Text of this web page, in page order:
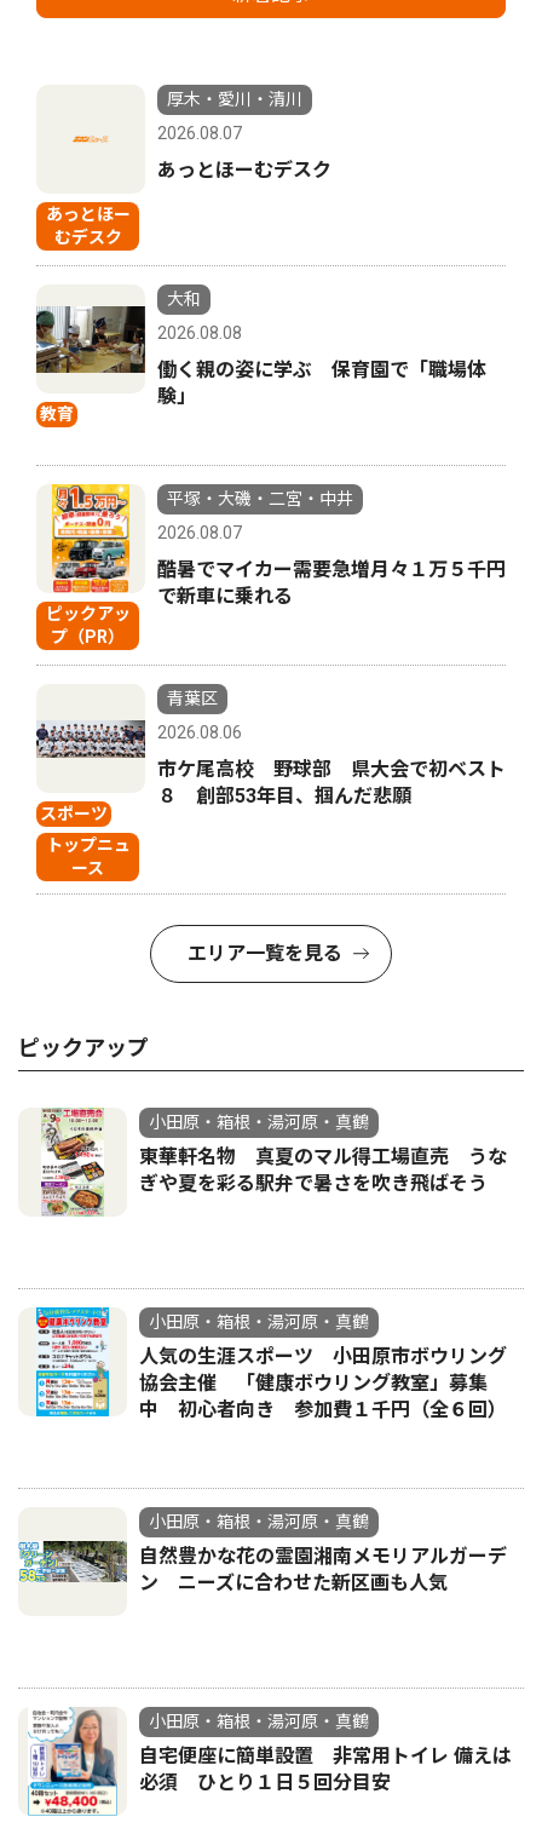
あっとほー
むデスク
厚木・愛川・清川
2026.08.07
あっとほーむデスク
教育
大和
2026.08.08
働く親の姿に学ぶ 保育園で「職場体
験」
ピックアッ
プ（PR）
平塚・大磯・二宮・中井
2026.08.07
酷暑でマイカー需要急増月々１万５千円
で新車に乗れる
スポーツ
トップニュ
ース
青葉区
2026.08.06
市ケ尾高校 野球部 県大会で初ベスト
８ 創部53年目、掴んだ悲願
エリア一覧を見る
ピックアップ
小田原・箱根・湯河原・真鶴
東華軒名物 真夏のマル得工場直売 うな
ぎや夏を彩る駅弁で暑さを吹き飛ばそう
小田原・箱根・湯河原・真鶴
人気の生涯スポーツ 小田原市ボウリング
協会主催 「健康ボウリング教室」募集
中 初心者向き 参加費１千円（全６回）
小田原・箱根・湯河原・真鶴
自然豊かな花の霊園湘南メモリアルガーデ
ン ニーズに合わせた新区画も人気
小田原・箱根・湯河原・真鶴
自宅便座に簡単設置 非常用トイレ 備えは
必須 ひとり１日５回分目安